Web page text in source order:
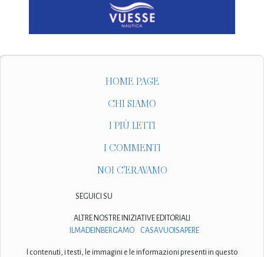
HOME PAGE
CHI SIAMO
I PIÙ LETTI
I COMMENTI
NOI C'ERAVAMO
SEGUICI SU
ALTRE NOSTRE INIZIATIVE EDITORIALI
ILMADEINBERGAMO
CASAVUOISAPERE
I contenuti, i testi, le immagini e le informazioni presenti in questo